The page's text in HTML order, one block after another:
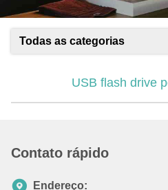
Todas as categorias
USB flash drive
Contato rápido
Endereço: